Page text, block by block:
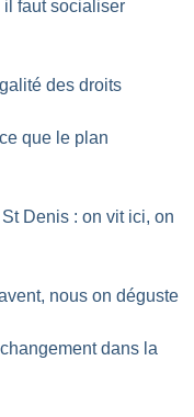
faut socialiser
des droits
que le plan
Denis : on vit ici, on
nous on déguste
dans la